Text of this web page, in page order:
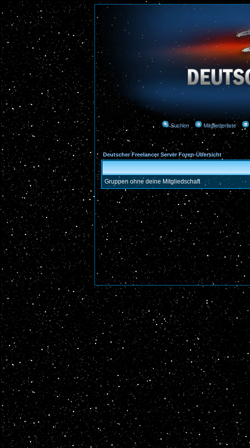
Suchen Mitgliederliste
Deutscher Freelancer Server Foren-Übersicht
Gruppen ohne deine Mitgliedschaft